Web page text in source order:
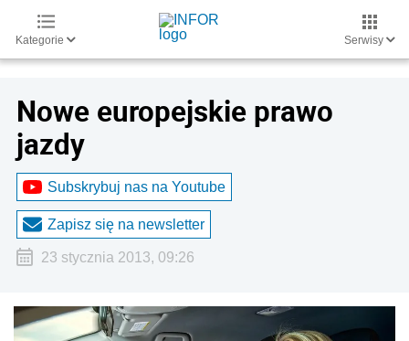
Kategorie Serwisy
Nowe europejskie prawo
jazdy
Subskrybuj nas na Youtube
Zapisz się na newsletter
23 stycznia 2013, 09:26